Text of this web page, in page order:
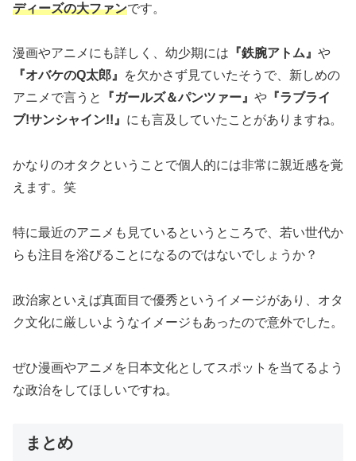
ディーズの大ファンです。
漫画やアニメにも詳しく、幼少期には 『鉄腕アトム』 や
『オバケのQ太郎』
を欠かさず見ていたそうで、新しめの
アニメで言うと
『ガールズ＆パンツァー』 や 『ラブライ
ブ!サンシャイン!!』 にも言及していたことがありますね。
かなりのオタクということで個人的には非常に親近感を覚
えます。笑
特に最近のアニメも見ているというところで、若い世代か
らも注目を浴びることになるのではないでしょうか？
政治家といえば真面目で優秀というイメージがあり、オタ
ク文化に厳しいようなイメージもあったので意外でした。
ぜひ漫画やアニメを日本文化としてスポットを当てるよう
な政治をしてほしいですね。
まとめ